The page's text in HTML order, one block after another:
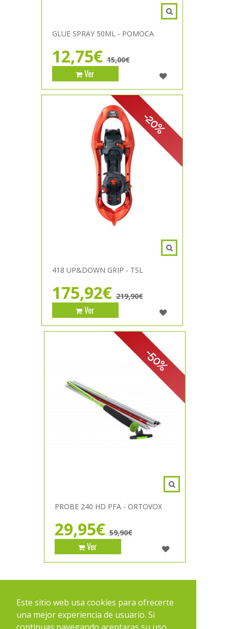
Este sitio web usa cookies para ofrecerte
una mejor experiencia de usuario. Si
GLUE SPRAY 50ML - POMOCA
12,75€ 15,00€
Ver
-20%
418 UP&DOWN GRIP - TSL
175,92€ 219,90€
Ver
-50%
PROBE 240 HD PFA - ORTOVOX
29,95€ 59,90€
Ver